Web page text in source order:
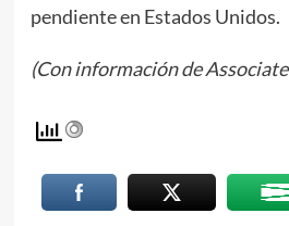
pendiente en Estados Unidos.
(Con información de